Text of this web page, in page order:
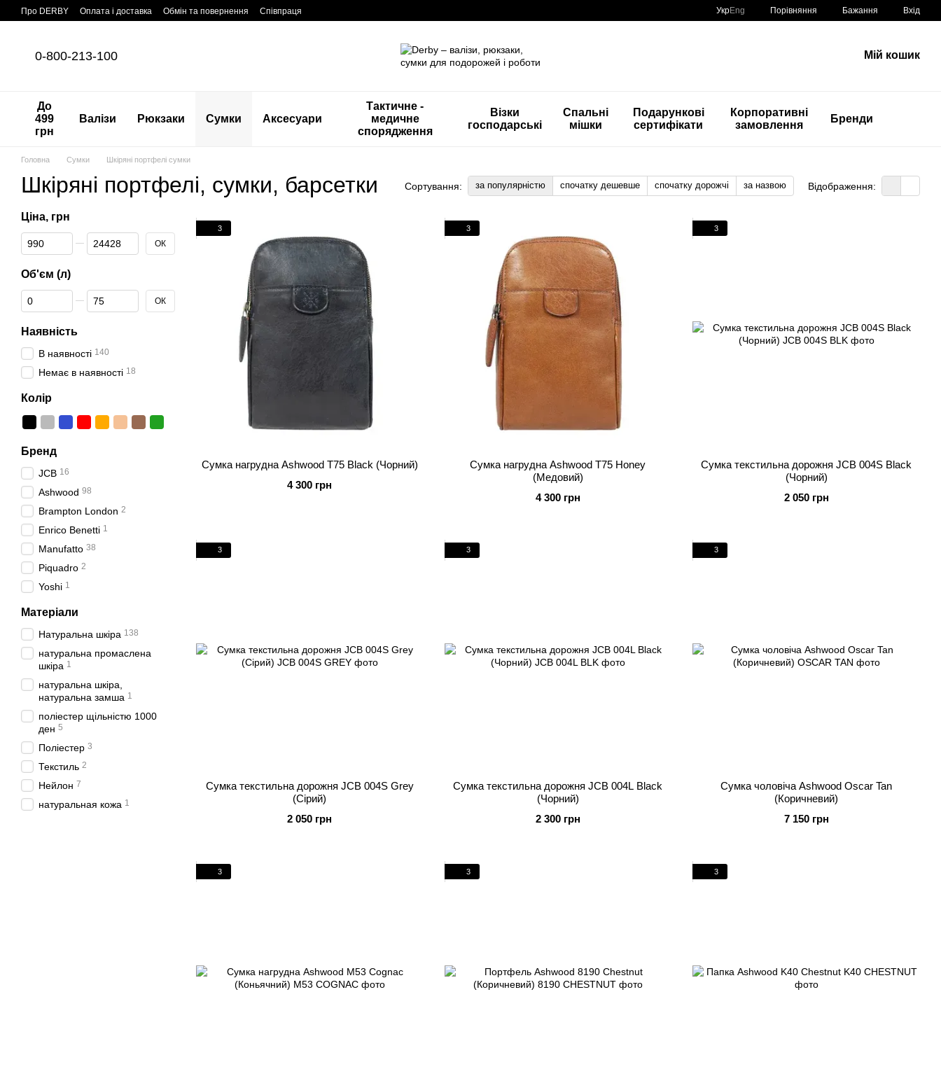
Перейти до основного контенту
Про DERBY Оплата і доставка Обмін та повернення Співпраця УкрEng Порівняння Бажання Вхід
0-800-213-100 Мій кошик
До
499
грн
Валізи Рюкзаки Сумки Аксесуари
Тактичне -
медичне
спорядження
Візки
господарські
Спальні
мішки
Подарункові
сертифікати
Корпоративні
замовлення
Бренди
Головна Сумки Шкіряні портфелі сумки
Шкіряні портфелі, сумки, барсетки Сортування: за популярністю спочатку дешевше спочатку дорожчі за назвою Відображення:
3
Cумка нагрудна Ashwood T75 Black (Чорний)
4 300 грн
3
Cумка нагрудна Ashwood T75 Honey
(Медовий)
4 300 грн
3
Сумка текстильна дорожня JCB 004S Black
(Чорний)
2 050 грн
3
Сумка текстильна дорожня JCB 004S Grey
(Сірий)
2 050 грн
3
Сумка текстильна дорожня JCB 004L Black
(Чорний)
2 300 грн
3
Сумка чоловіча Ashwood Oscar Tan
(Коричневий)
7 150 грн
3 3 3
Ціна, грн
Від Ціна, грн
До Ціна, грн ОК
Об'єм (л)
Від Об'єм (л)
До Об'єм (л) ОК
Наявність
В наявності 140
Немає в наявності 18
Колір
Бренд
JCB 16
Ashwood 98
Brampton London 2
Enrico Benetti 1
Manufatto 38
Piquadro 2
Yoshi 1
Матеріали
Натуральна шкіра 138
натуральна промаслена
шкіра 1
натуральна шкіра,
натуральна замша 1
поліестер щільністю 1000
ден 5
Поліестер 3
Текстиль 2
Нейлон 7
натуральная кожа 1